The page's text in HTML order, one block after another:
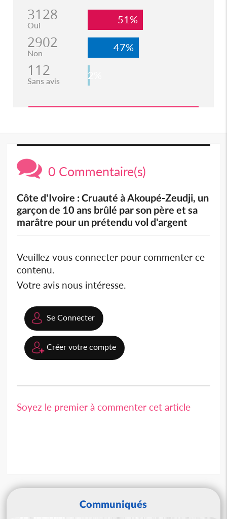
3128
Oui 51%
2902
Non 47%
112
Sans avis 2%
0 Commentaire(s)
Côte d'Ivoire : Cruauté à Akoupé-Zeudji, un
garçon de 10 ans brûlé par son père et sa
marâtre pour un prétendu vol d'argent
Veuillez vous connecter pour commenter ce
contenu.
Votre avis nous intéresse.
Se Connecter
Créer votre compte
Soyez le premier à commenter cet article
Communiqués